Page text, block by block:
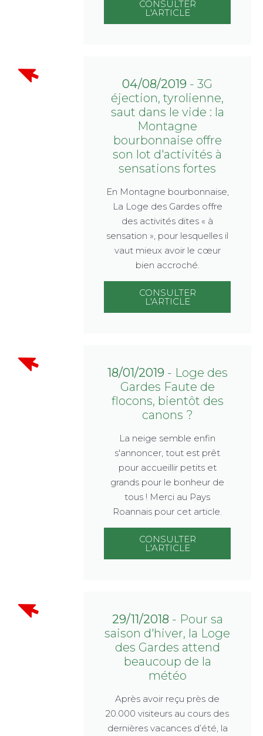
CONSULTER
L'ARTICLE
04/08/2019 - 3G
éjection, tyrolienne,
saut dans le vide : la
Montagne
bourbonnaise offre
son lot d'activités à
sensations fortes
En Montagne bourbonnaise,
La Loge des Gardes offre
des activités dites « à
sensation », pour lesquelles il
vaut mieux avoir le cœur
bien accroché.
CONSULTER
L'ARTICLE
18/01/2019 - Loge des
Gardes Faute de
flocons, bientôt des
canons ?
La neige semble enfin
s'annoncer, tout est prêt
pour accueillir petits et
grands pour le bonheur de
tous ! Merci au Pays
Roannais pour cet article.
CONSULTER
L'ARTICLE
29/11/2018 - Pour sa
saison d'hiver, la Loge
des Gardes attend
beaucoup de la
météo
Après avoir reçu près de
20.000 visiteurs au cours des
dernières vacances d’été, la